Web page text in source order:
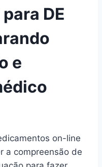
DE
e
on-line
a compreensão de